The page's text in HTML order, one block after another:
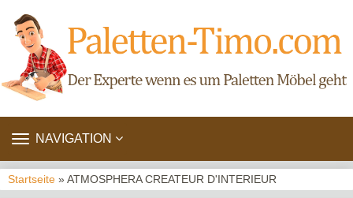
TOGGLE
NAVIGATION
Startseite » ATMOSPHERA CREATEUR D'INTERIEUR